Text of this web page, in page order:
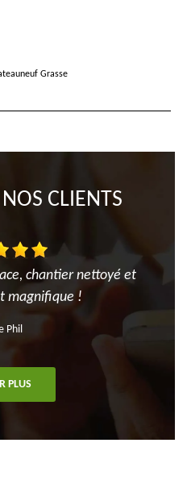
Grasse
CLIENTS
chantier nettoyé et
magnifique !
Phil
PLUS